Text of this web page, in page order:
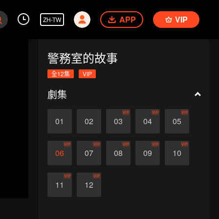
ZH-TW APP VIP
警務室的故事
全12集 VIP
劇集
01 02 03
VIP
04
VIP
05
VIP
06
VIP
07
VIP
08
VIP
09
VIP
10
VIP
11
VIP
12
VIP